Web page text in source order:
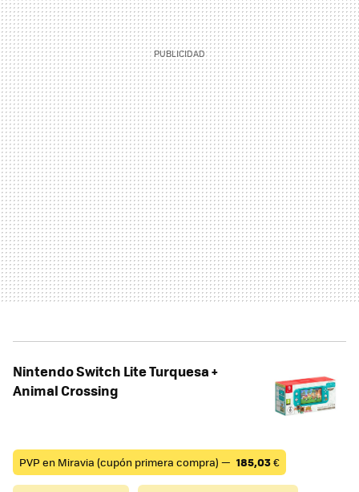
Nintendo Switch Lite Turquesa +
Animal Crossing
PVP en Miravia (cupón primera compra) — 185,03€